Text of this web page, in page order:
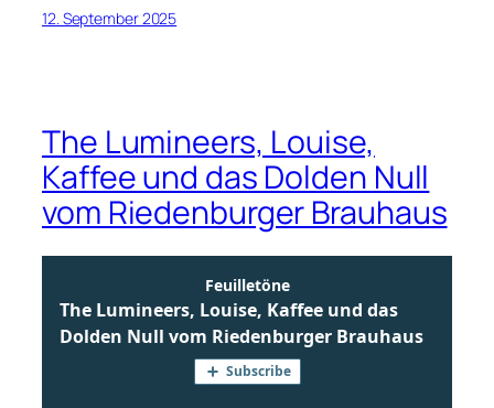
12. September 2025
The Lumineers, Louise,
Kaffee und das Dolden Null
vom Riedenburger Brauhaus